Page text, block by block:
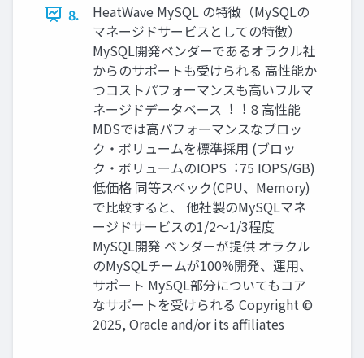
8.
HeatWave MySQL の特徴（MySQLの
マネージドサービスとしての特徴）
MySQL開発ベンダーであるオラクル社
からのサポートも受けられる ⾼性能か
つコストパフォーマンスも⾼いフルマ
ネージドデータベース︕︕ 8 ⾼性能
MDSでは⾼パフォーマンスなブロッ
ク・ボリュームを標準採⽤ (ブロッ
ク・ボリュームのIOPS︓75 IOPS/GB)
低価格 同等スペック(CPU、Memory)
で⽐較すると、 他社製のMySQLマネ
ージドサービスの1/2〜1/3程度
MySQL開発 ベンダーが提供 オラクル
のMySQLチームが100%開発、運⽤、
サポート MySQL部分についてもコア
なサポートを受けられる Copyright ©
2025, Oracle and/or its affiliates